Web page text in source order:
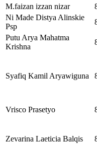
M.faizan izzan nizar
Ni Made Distya Alinskie
Psp
Putu Arya Mahatma
Krishna
Syafiq Kamil Aryawiguna
Vrisco Prasetyo
Zevarina Laeticia Balqis